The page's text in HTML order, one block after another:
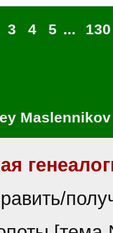
3 4 5 ...
130
Maslennikov